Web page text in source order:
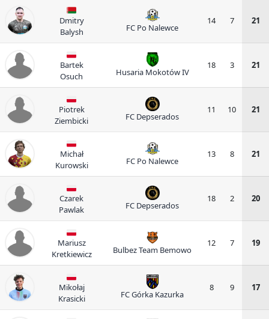
Dmitry
Balysh
FC Po Nalewce
14 7 21
Bartek
Osuch
Husaria Mokotów IV
18 3 21
Piotrek
Ziembicki
FC Depserados
11 10 21
Michał
Kurowski
FC Po Nalewce
13 8 21
Czarek
Pawlak
FC Depserados
18 2 20
Mariusz
Kretkiewicz
Bulbez Team Bemowo
12 7 19
Mikołaj
Krasicki
FC Górka Kazurka
8 9 17